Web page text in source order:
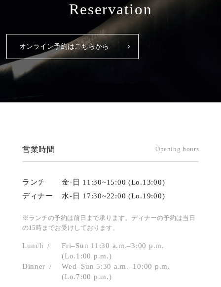
Reservation
オンライン予約はこちらから
営業時間 Opening hours
ランチ
金-日 11:30~15:00 (Lo.13:00)
ディナー
水-日 17:30~22:00 (Lo.19:00)
※ランチの予約は前日まで承ります。ディナーの予約は当日
の15時までお受けしております。
Lunch
Fri–Sun 11:30 a.m.–3:00 p.m.
(Lo.1:00 p.m.)
Dinner
Wed–Sun 5:30 a.m.–10:00 p.m.
(Lo.7:00 p.m.)